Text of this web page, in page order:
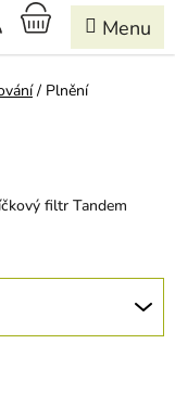
NÁKUPNÍ
KOŠÍK
/ Plnění
filtr Tandem